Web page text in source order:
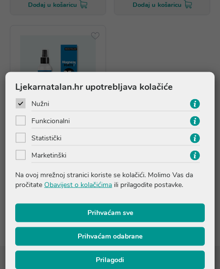
Dodaj u košaricu Dodaj u košaricu
Biovitalis Magnezij FORTE
17,39 €
Dodaj u košaricu
Ljekarnatalan.hr upotrebljava kolačiće
Nužni
Funkcionalni
Statistički
Marketinški
Na ovoj mrežnoj stranici koriste se kolačići. Molimo Vas da
pročitate Obavijest o kolačićima ili prilagodite postavke.
Prihvaćam sve
Prihvaćam odabrane
Prilagodi